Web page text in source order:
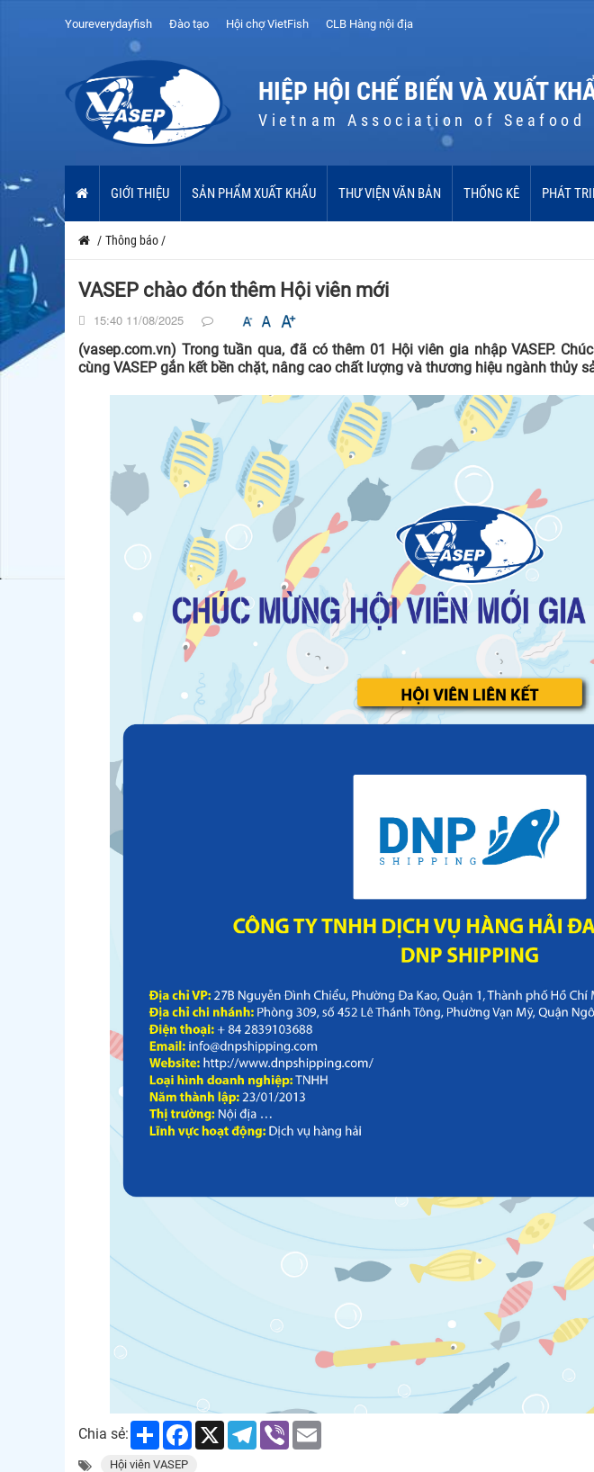
Youreverydayfish Đào tạo Hội chợ VietFish CLB Hàng nội địa
HIỆP HỘI CHẾ BIẾN VÀ XUẤT
Vietnam Association of Seafood
GIỚI THIỆU SẢN PHẨM XUẤT KHẨU THƯ VIỆN VĂN BẢN THỐNG KÊ PHÁT
/ Thông báo /
VASEP chào đón thêm Hội viên mới
15:40 11/08/2025
(vasep.com.vn) Trong tuần qua, đã có thêm 01 Hội viên gia nhập VASEP.
cùng VASEP gắn kết bền chặt, nâng cao chất lượng và thương hiệu ngành thủy
Chia sẻ: Share Facebook
X Telegram
Viber
Hội viên VASEP